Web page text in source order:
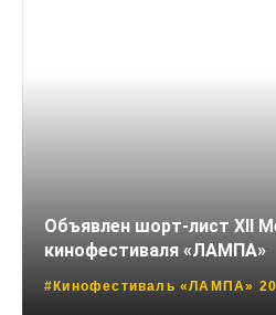
Объявлен шорт-лист XII
кинофестиваля «ЛАМПА»
#Кинофестиваль «ЛАМПА»